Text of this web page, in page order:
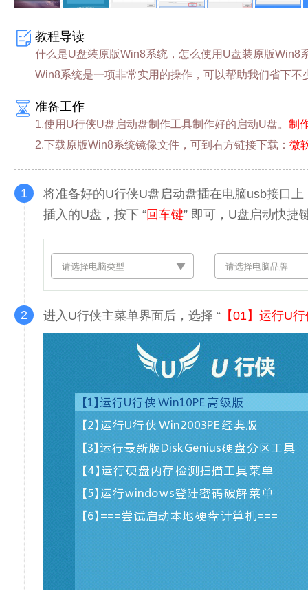
教程导读
什么是U盘装原版Win8系统，怎么使用U盘装原版
Win8系统是一项非常实用的操作，可以帮助我们省下
准备工作
1.使用U行侠U盘启动盘制作工具制作好的启动U盘。 制
2.下载原版Win8系统镜像文件，可到右方链接下载： 微
1
将准备好的U行侠U盘启动盘插在电脑usb接口
插入的U盘，按下 “回车键” 即可，U盘启动快捷
2 进入U行侠主菜单界面后，选择 “ 【01】运行U